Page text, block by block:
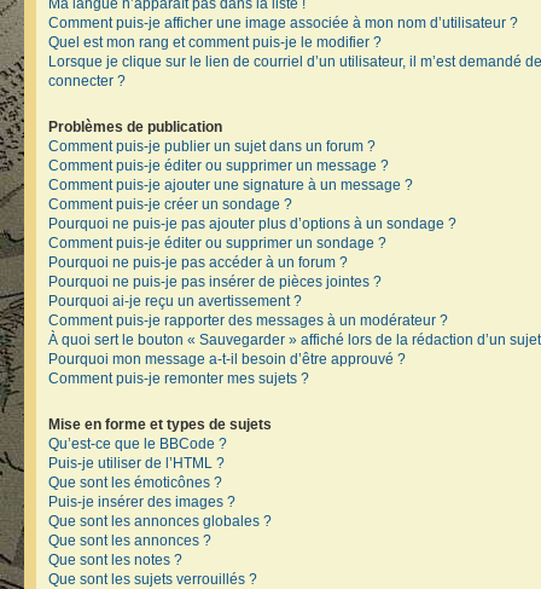
Ma langue n’apparaît pas dans la liste !
Comment puis-je afficher une image associée à mon nom d’utilisateur ?
Quel est mon rang et comment puis-je le modifier ?
Lorsque je clique sur le lien de courriel d’un utilisateur, il m’est demandé
connecter ?
Problèmes de publication
Comment puis-je publier un sujet dans un forum ?
Comment puis-je éditer ou supprimer un message ?
Comment puis-je ajouter une signature à un message ?
Comment puis-je créer un sondage ?
Pourquoi ne puis-je pas ajouter plus d’options à un sondage ?
Comment puis-je éditer ou supprimer un sondage ?
Pourquoi ne puis-je pas accéder à un forum ?
Pourquoi ne puis-je pas insérer de pièces jointes ?
Pourquoi ai-je reçu un avertissement ?
Comment puis-je rapporter des messages à un modérateur ?
À quoi sert le bouton « Sauvegarder » affiché lors de la rédaction d’un
Pourquoi mon message a-t-il besoin d’être approuvé ?
Comment puis-je remonter mes sujets ?
Mise en forme et types de sujets
Qu’est-ce que le BBCode ?
Puis-je utiliser de l’HTML ?
Que sont les émoticônes ?
Puis-je insérer des images ?
Que sont les annonces globales ?
Que sont les annonces ?
Que sont les notes ?
Que sont les sujets verrouillés ?